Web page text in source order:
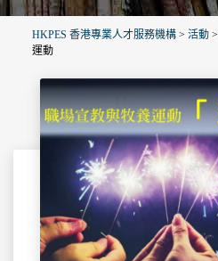
HKPES 香港專業人才服務機構 > 活動 >
運動